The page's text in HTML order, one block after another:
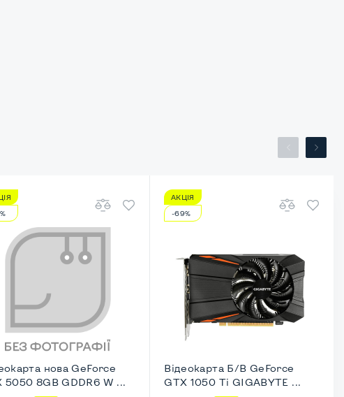
нова GeForce
5050 8GB GDDR6 W ...
АКЦІЯ
-69%
Відеокарта Б/В GeForce
GTX 1050 Ti GIGABYTE ...